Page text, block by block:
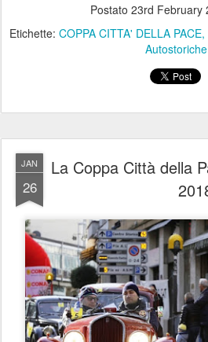
Postato 23rd February
Etichette: COPPA CITTA' DELLA PACE
Autostoriche
JAN
26
La Coppa Città della